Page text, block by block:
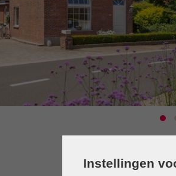
Instellingen